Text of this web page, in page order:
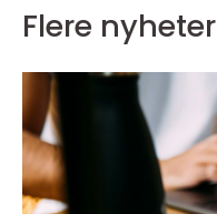
Flere nyheter